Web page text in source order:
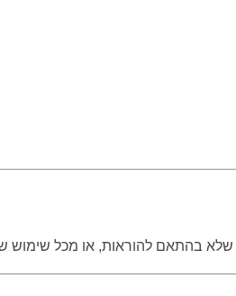
שלא בהתאם להוראות, או מכל